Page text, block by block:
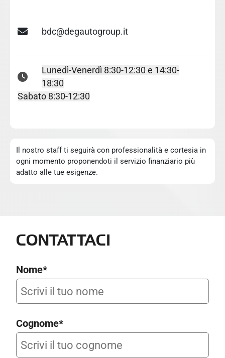
bdc@degautogroup.it
Lunedì-Venerdì 8:30-12:30 e 14:30-
18:30
Sabato 8:30-12:30
Il nostro staff ti seguirà con professionalità e cortesia in
ogni momento proponendoti il servizio finanziario più
adatto alle tue esigenze.
CONTATTACI
Nome*
Cognome*